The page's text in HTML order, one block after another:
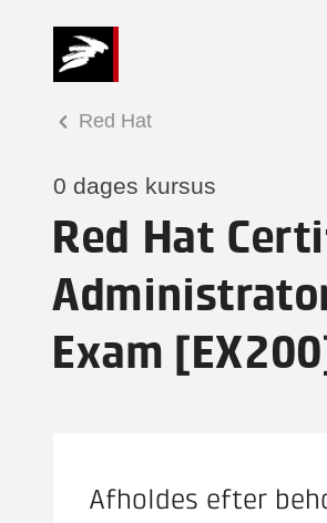
Red Hat
0 dages kursus
Red Hat
Exam
Afholdes efter